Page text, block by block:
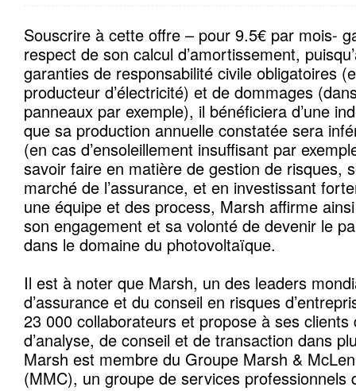
Souscrire à cette offre – pour 9.5€ par mois-
respect de son calcul d’amortissement,
garanties de responsabilité civile obligatoires
producteur d’électricité) et de dommages
panneaux par exemple), il bénéficiera d’une
que sa production annuelle constatée sera
(en cas d’ensoleillement insuffisant par
savoir faire en matière de gestion de risques,
marché de l’assurance, et en investissant
une équipe et des process, Marsh affirme
son engagement et sa volonté de devenir le
dans le domaine du photovoltaïque.
Il est à noter que Marsh, un des leaders
d’assurance et du conseil en risques
23 000 collaborateurs et propose à ses clients
d’analyse, de conseil et de transaction dans
Marsh est membre du Groupe Marsh &
(MMC), un groupe de services professionnels